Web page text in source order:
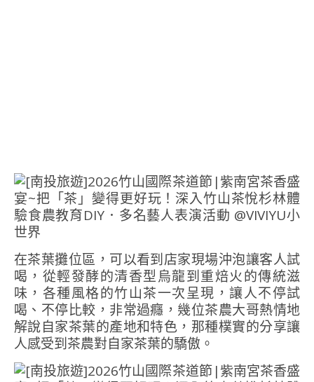
在茶葉攤位區，可以看到店家現場沖泡讓客人試
喝，從輕發酵的清香型烏龍到重焙火的傳統滋
味，各種風格的竹山茶一次呈現，讓人不停試
喝、不停比較，非常過癮，幾位茶農大哥熱情地
解說自家茶葉的產地和特色，那種樸實的分享讓
人感受到茶農對自家茶葉的驕傲。